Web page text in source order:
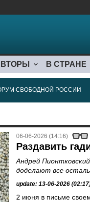
В СТРАНЕ
СВОБОДНОЙ РОССИИ
06-06-2026 (14:16)
Раздавить
Андрей
доделают все
update: 13-06-2026
2 июня в письме